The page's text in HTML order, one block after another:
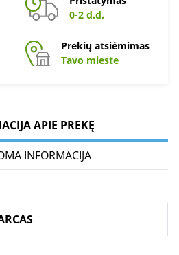
0-2 d.d.
Prekių atsiėmimas
Tavo mieste
APIE PREKĘ
INFORMACIJA